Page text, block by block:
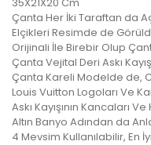
Çanta Her İki Taraftan da
Elçikleri Resimde de
4 Mevsim Kullanılabilir, En